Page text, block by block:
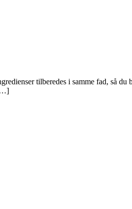
tilberedes i samme fad, så